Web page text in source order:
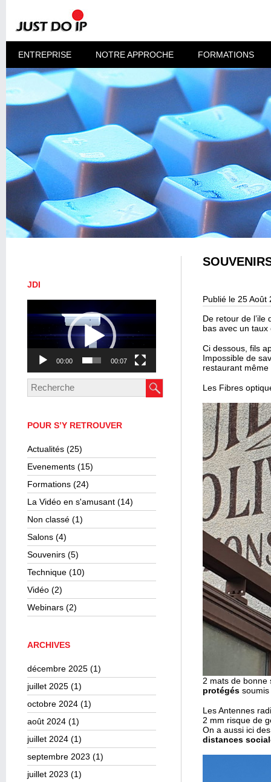
ENTREPRISE NOTRE APPROCHE FORMATIONS
JDI
vidéo
00:00 00:07
POUR S’Y RETROUVER
Actualités (25)
Evenements (15)
Formations (24)
La Vidéo en s'amusant (14)
Non classé (1)
Salons (4)
Souvenirs (5)
Technique (10)
Vidéo (2)
Webinars (2)
ARCHIVES
décembre 2025 (1)
juillet 2025 (1)
octobre 2024 (1)
août 2024 (1)
juillet 2024 (1)
septembre 2023 (1)
juillet 2023 (1)
Publié le 25 Août
De retour de
bas avec un
Ci dessous, fils
Impossible de
restaurant même
Les Fibres
2 mats de
protégés
Les Antennes
2 mm risque de
On a aussi ici
distances